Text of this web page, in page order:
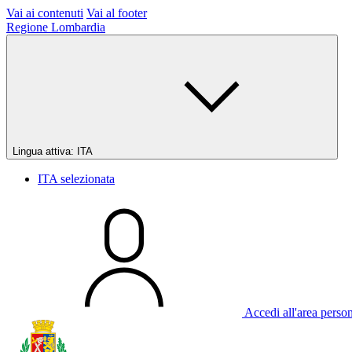
Vai ai contenuti Vai al footer
Regione Lombardia
Lingua attiva: ITA
ITA selezionata
Accedi all'area